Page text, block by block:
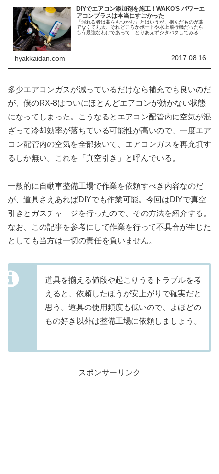
DIYでエアコン添加剤を施工！WAKO'S パワーエ
アコンプラスは本当にすごかった
「溺れる者は藁をもつかむ」とはいうが、掴んだものが藁
でなくて丸太、それどころかボートや水上飛行機だったら
もう最強なわけであって、とりあえずジタバタしてみるの
hyakkaidan.com 2017.08.16
多少エアコンガスが減っているだけなら補充でも良いのだ
が、僕のRX-8はついにほとんどエアコンが効かない状態
になってしまった。こうなるとエアコン配管内に空気が混
ざって冷却効率が落ちている可能性が高いので、一度エア
コン配管内の空気を全部抜いて、エアコンガスを再充填す
るしか無い。これを「真空引き」と呼んでいる。
一般的に自動車整備工場で作業を依頼すべき内容なのだ
が、道具さえあればDIYでも作業可能。今回はDIYで真空
引きとガスチャージを行ったので、その方法を紹介する。
なお、この記事を参考にして作業を行って不具合が生じた
としても当方は一切の責任を負いません。
道具を揃える値段や起こりうるトラブルを考
えると、依頼したほうが安上がりで確実だと
思う。道具の使用頻度も低いので、よほどの
もの好き以外は整備工場に依頼しましょう。
スポンサーリンク